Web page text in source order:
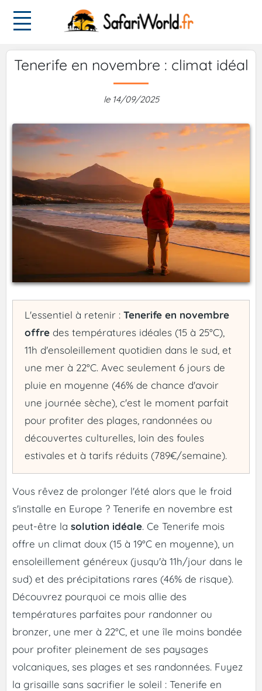
Tenerife en novembre : climat idéal
le 14/09/2025
L'essentiel à retenir : Tenerife en novembre
offre des températures idéales (15 à 25°C),
11h d'ensoleillement quotidien dans le sud, et
une mer à 22°C. Avec seulement 6 jours de
pluie en moyenne (46% de chance d'avoir
une journée sèche), c'est le moment parfait
pour profiter des plages, randonnées ou
découvertes culturelles, loin des foules
estivales et à tarifs réduits (789€/semaine).
Vous rêvez de prolonger l'été alors que le froid
s'installe en Europe ? Tenerife en novembre est
peut-être la solution idéale. Ce Tenerife mois
offre un climat doux (15 à 19°C en moyenne), un
ensoleillement généreux (jusqu'à 11h/jour dans le
sud) et des précipitations rares (46% de risque).
Découvrez pourquoi ce mois allie des
températures parfaites pour randonner ou
bronzer, une mer à 22°C, et une île moins bondée
pour profiter pleinement de ses paysages
volcaniques, ses plages et ses randonnées. Fuyez
la grisaille sans sacrifier le soleil : Tenerife en